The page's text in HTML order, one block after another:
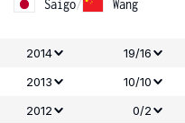
Saigo/ Wang
2014 19/16
2013
10/10
2012
0/2